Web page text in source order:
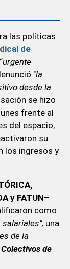
las políticas
de
urgente
"la
desde la
se hizo
frente al
del espacio,
su
los ingresos y
y FATUN–
como
una
de la
de